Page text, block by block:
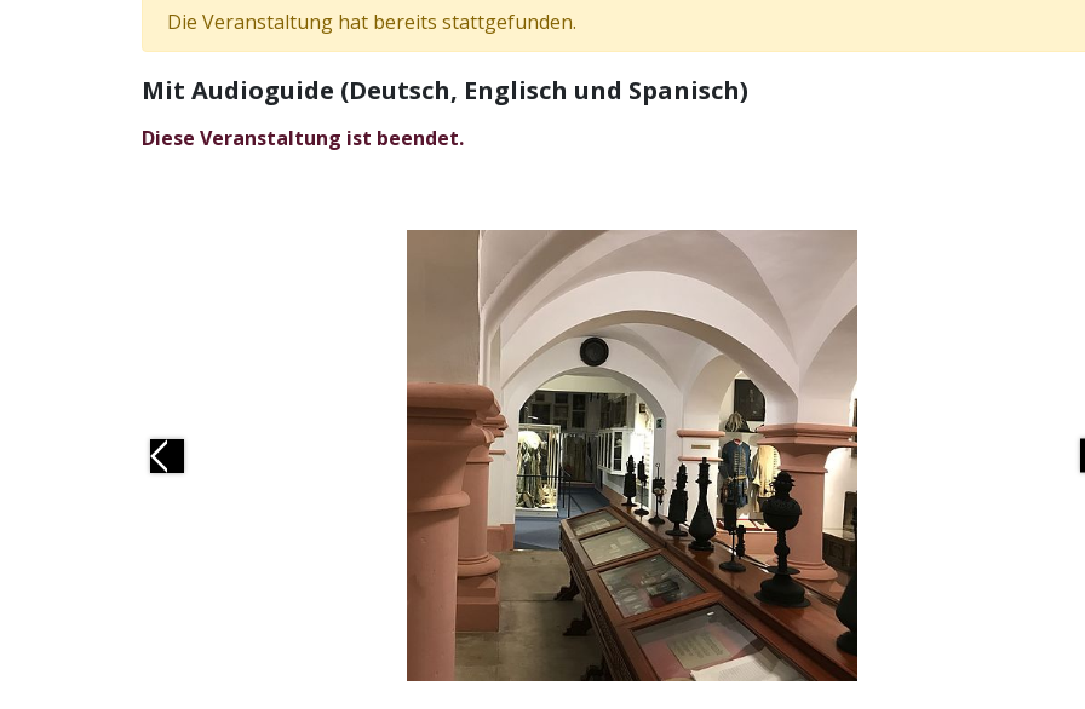
Die Veranstaltung hat bereits stattgefunden.
Mit Audioguide (Deutsch, Englisch und Spanisch)
Diese Veranstaltung ist beendet.
Previous